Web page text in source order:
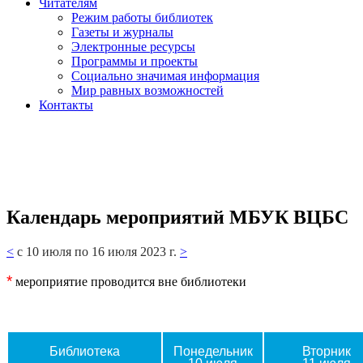
Читателям
Режим работы библиотек
Газеты и журналы
Электронные ресурсы
Программы и проекты
Социально значимая информация
Мир равных возможностей
Контакты
Календарь мероприятий МБУК ВЦБС
< с 10 июля по 16 июля 2023 г. >
* мероприятие проводится вне библиотеки
Библиотека
Понедельник
Вторник